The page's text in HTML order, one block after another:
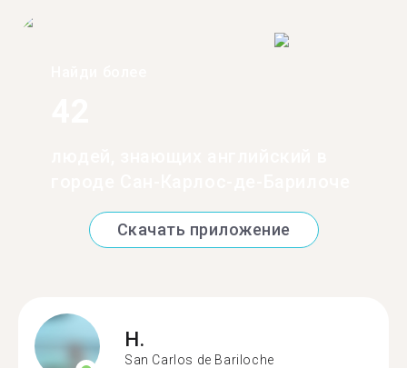
Скачать приложение
H.
San Carlos de Bariloche